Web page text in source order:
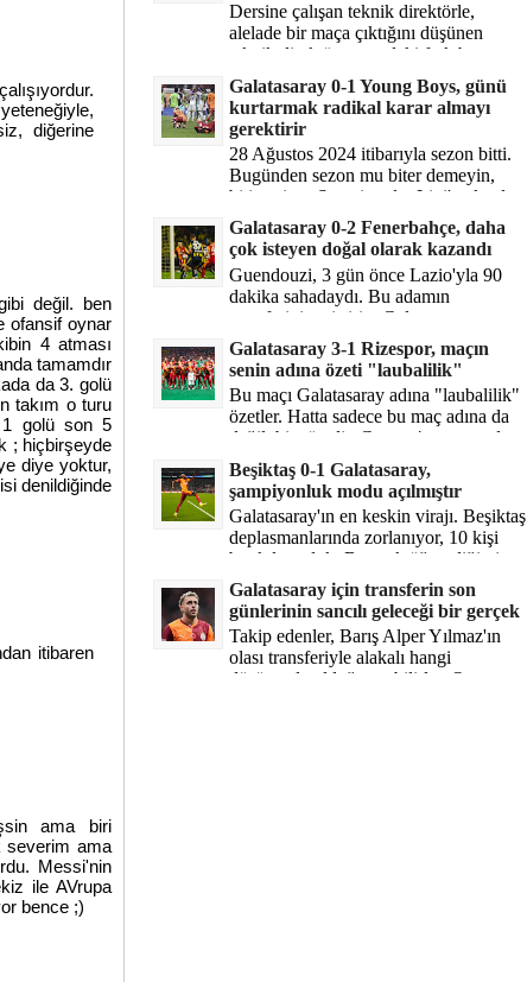
diğerine
değil. ben
ofansif oynar
4 atması
tamamdır
da 3. golü
takım o turu
1 golü son 5
; hiçbirşeyde
diye yoktur,
denildiğinde
itibaren
ama biri
severim ama
Messi'nin
ile AVrupa
bence ;)
Dersine çalışan teknik direktörle,
alelade bir maça çıktığını düşünen
teknik direktör arasındaki fark bu
işte. Solskjaer'in çalıştığı de...
Galatasaray 0-1 Young Boys, günü
kurtarmak radikal karar almayı
gerektirir
28 Ağustos 2024 itibarıyla sezon bitti.
Bugünden sezon mu biter demeyin,
bitiyor işte. Şampiyonlar Ligi'ne katılım
hakkı senin misyonun ...
Galatasaray 0-2 Fenerbahçe, daha
çok isteyen doğal olarak kazandı
Guendouzi, 3 gün önce Lazio'yla 90
dakika sahadaydı. Bu adamın
transferini yetiştirip, Galatasaray
karşısında 11 oynamasını sağlıyorsun....
Galatasaray 3-1 Rizespor, maçın
senin adına özeti "laubalilik"
Bu maçı Galatasaray adına "laubalilik"
özetler. Hatta sadece bu maç adına da
değil, bir süredir. Geçen 4 maçta sadece
1 gol yedin ...
Beşiktaş 0-1 Galatasaray,
şampiyonluk modu açılmıştır
Galatasaray'ın en keskin virajı. Beşiktaş
deplasmanlarında zorlanıyor, 10 kişi
bırakılıyorduk. Bu artık öğrendiğimiz
bir gerçek. Sane...
Galatasaray için transferin son
günlerinin sancılı geleceği bir gerçek
Takip edenler, Barış Alper Yılmaz'ın
olası transferiyle alakalı hangi
düşüncede olduğumu bilirler. O